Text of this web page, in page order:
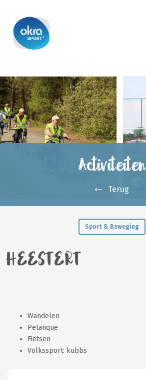
Activiteiten
Terug
Sport & Beweging
HEESTERT
Wandelen
Petanque
Fietsen
Volkssport: kubbs